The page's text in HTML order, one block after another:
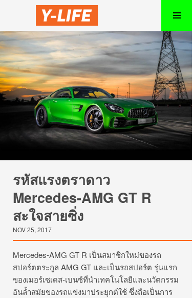
รหัสแรงตราดาว
Mercedes-AMG GT R
สะใจสายซิ่ง
NOV 25, 2017
Mercedes-AMG GT R เป็นสมาชิกใหม่ของรถ
สปอร์ตตระกูล AMG GT และเป็นรถสปอร์ต รุ่นแรก
ของเมอร์เซเดส-เบนซ์ที่นำเทคโนโลยีและนวัตกรรม
อันล้ำสมัยของรถแข่งมาประยุกต์ใช้ ซึ่งถือเป็นการ